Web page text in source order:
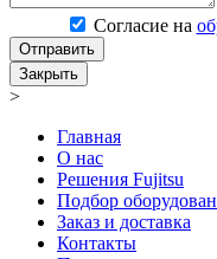
Согласие на
Отправить
Закрыть
>
Главная
О нас
Решения Fujitsu
Подбор
Заказ и доставка
Контакты